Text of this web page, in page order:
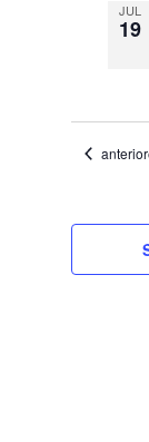
JUL
19
Eventos